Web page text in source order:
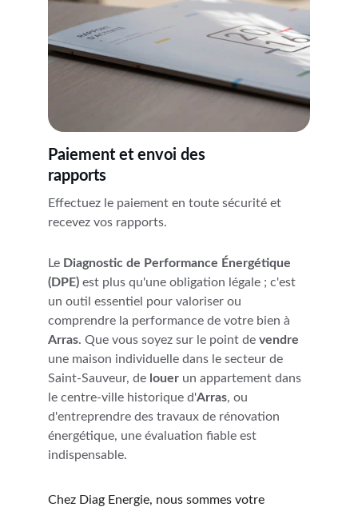
Paiement et envoi des
rapports
Effectuez le paiement en toute sécurité et
recevez vos rapports.
Le Diagnostic de Performance Énergétique
(DPE) est plus qu'une obligation légale ; c'est
un outil essentiel pour valoriser ou
comprendre la performance de votre bien à
Arras. Que vous soyez sur le point de vendre
une maison individuelle dans le secteur de
Saint-Sauveur, de louer un appartement dans
le centre-ville historique d'Arras, ou
d'entreprendre des travaux de rénovation
énergétique, une évaluation fiable est
indispensable.
Chez Diag Energie, nous sommes votre